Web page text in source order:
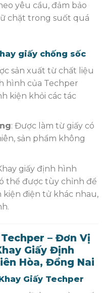
yêu cầu, đảm bảo
chặt trong suốt quá
giấy chống sốc
sản xuất từ chất liệu
hình của Techper
kiện khỏi các tác
: Được làm từ giấy có
sản phẩm không
giấy định hình
thể được tùy chỉnh để
điện tử khác nhau,
– Đơn Vị
Giấy Định
Hòa, Đồng Nai
Giấy Techper